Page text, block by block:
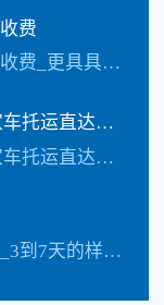
费
贵阳到常州托运轿车怎么收费_更具具体的车型、不同的牌子价值不同价格也不同还有季节性都是影响价格的因素，具体价格请电话咨询，每天发车【承接业务】：私家车托运、…
​贵阳到南京轿车托运|私家车托运直达线路
贵阳到南京轿车托运|私家车托运直达线路_四川俊亚物流公司（133-5002-3601）直达线路【承接业务】：私家车托运、轿车托运、小轿车托运、越野车托运、商务车…
贵阳到盐城轿车物流托运_3到7天的样子具体情况更具路况觉得，每天发车【承接业务】：私家车托运、轿车托运、小轿车托运、越野车托运、商务车托运、商品车、试驾活动…